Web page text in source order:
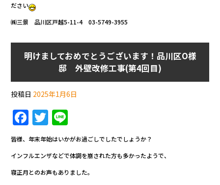
ださい
㈱三景 品川区戸越5-11-4 03-5749-3955
明けましておめでとうございます！品川区O様
邸 外壁改修工事(第4回目)
投稿日 2025年1月6日
F
a
c
e
b
T
w
itt
er
n
e
皆様、年末年始はいかがお過ごしでしたでしょうか？
インフルエンザなどで体調を崩された方も多かったようで、
寝正月とのお声もありました。